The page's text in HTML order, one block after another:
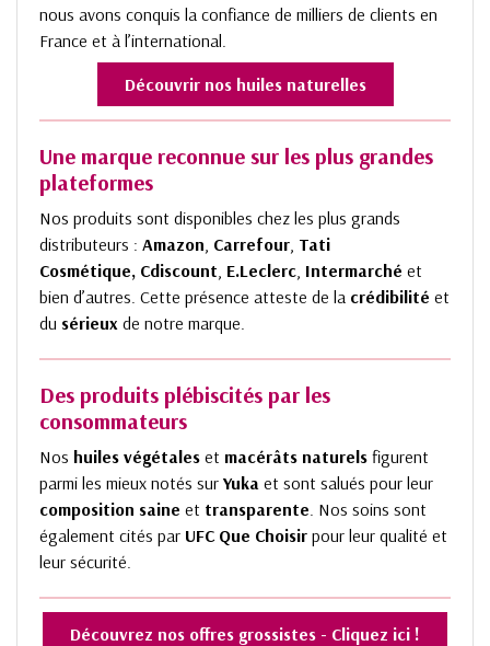
nous avons conquis la confiance de milliers de clients en
France et à l’international.
Découvrir nos huiles naturelles
Une marque reconnue sur les plus grandes
plateformes
Nos produits sont disponibles chez les plus grands
distributeurs : Amazon Carrefour Tati
Cosmétique, Cdiscount E.Leclerc Intermarché et
bien d’autres. Cette présence atteste de la crédibilité et
du sérieux de notre marque.
Des produits plébiscités par les
consommateurs
Nos huiles végétales et macérâts naturels figurent
parmi les mieux notés sur Yuka et sont salués pour leur
composition saine et transparente . Nos soins sont
également cités par UFC Que Choisir pour leur qualité et
leur sécurité.
Découvrez nos offres grossistes - Cliquez ici !